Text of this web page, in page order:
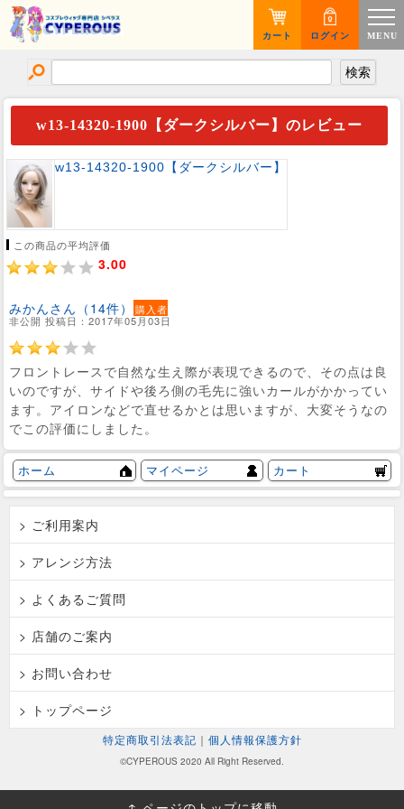
MENU
ログイン
カート
w13-14320-1900【ダークシルバー】のレビュー
w13-14320-1900【ダークシルバー】
この商品の平均評価
3.00
みかんさん（14件）
購入者
非公開 投稿日：2017年05月03日
フロントレースで自然な生え際が表現できるので、その点は良
いのですが、サイドや後ろ側の毛先に強いカールがかかってい
ます。アイロンなどで直せるかとは思いますが、大変そうなの
でこの評価にしました。
ホーム マイページ カート
> ご利用案内
> アレンジ方法
> よくあるご質問
> 店舗のご案内
> お問い合わせ
> トップページ
特定商取引法表記 ｜ 個人情報保護方針
©CYPEROUS 2020 All Right Reserved.